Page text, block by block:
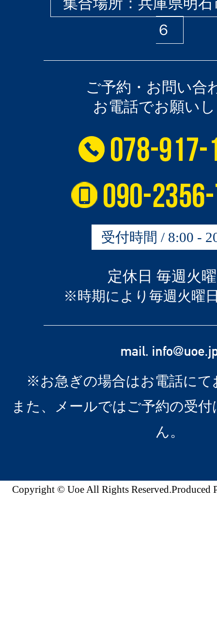
６
ご予約・お問い合
お電話でお願い
受付時間 / 8:00 -
定休日 毎週火
※時期により毎週火曜
※お急ぎの場合はお電話にて
また、メールではご予約の受
ん。
Copyright © Uoe All Rights Reserved.Produced